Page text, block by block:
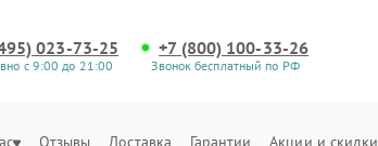
023-73-25
с 9:00 до 21:00
+7 (800) 100-33-26
Звонок бесплатный по РФ
Отзывы Доставка Гарантии Акции и скидки